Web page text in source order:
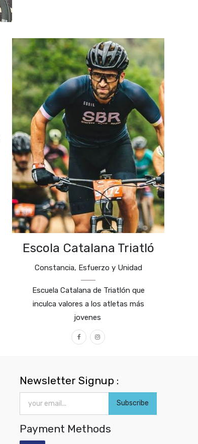
Escola Catalana Triatló
Constancia, Esfuerzo y Unidad
Escuela Catalana de Triatlón que
inculca valores a los atletas más
jovenes
Newsletter Signup :
Subscribe
Payment Methods